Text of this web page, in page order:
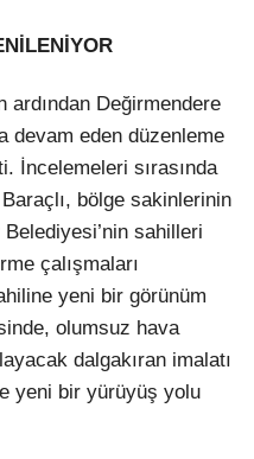
Değirmendere
devam eden düzenleme
İncelemeleri sırasında
bölge sakinlerinin
sahilleri
çalışmaları
yeni bir görünüm
olumsuz hava
dalgakıran imalatı
yeni bir yürüyüş yolu